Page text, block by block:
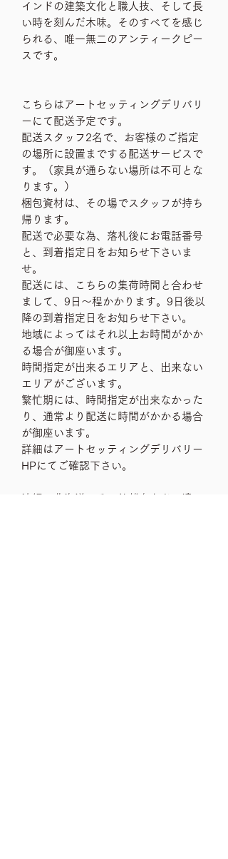
インドの建築文化と職人技、そして長
い時を刻んだ木味。そのすべてを感じ
られる、唯一無二のアンティークピー
スです。
こちらはアートセッティングデリバリ
ーにて配送予定です。
配送スタッフ2名で、お客様のご指定
の場所に設置までする配送サービスで
す。（家具が通らない場所は不可とな
ります。）
梱包資材は、その場でスタッフが持ち
帰ります。
配送で必要な為、落札後にお電話番号
と、到着指定日をお知らせ下さいま
せ。
配送には、こちらの集荷時間と合わせ
まして、9日〜程かかります。9日後以
降の到着指定日をお知らせ下さい。
地域によってはそれ以上お時間がかか
る場合が御座います。
時間指定が出来るエリアと、出来ない
エリアがございます。
繁忙期には、時間指定が出来なかった
り、通常より配送に時間がかかる場合
が御座います。
詳細はアートセッティングデリバリー
HPにてご確認下さい。